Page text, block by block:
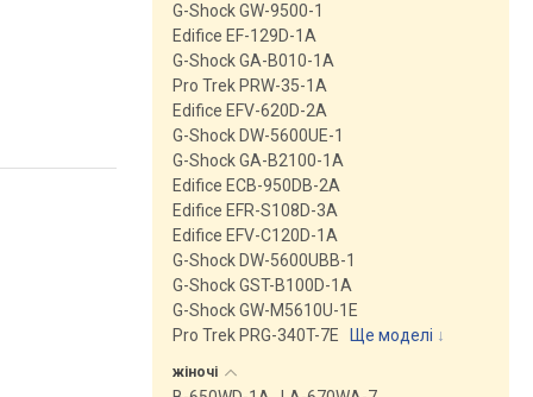
G-Shock GW-9500-1
Edifice EF-129D-1A
G-Shock GA-B010-1A
Pro Trek PRW-35-1A
Edifice EFV-620D-2A
G-Shock DW-5600UE-1
G-Shock GA-B2100-1A
Edifice ECB-950DB-2A
Edifice EFR-S108D-3A
Edifice EFV-C120D-1A
G-Shock DW-5600UBB-1
G-Shock GST-B100D-1A
G-Shock GW-M5610U-1E
Pro Trek PRG-340T-7E
Ще моделі ↓
жіночі